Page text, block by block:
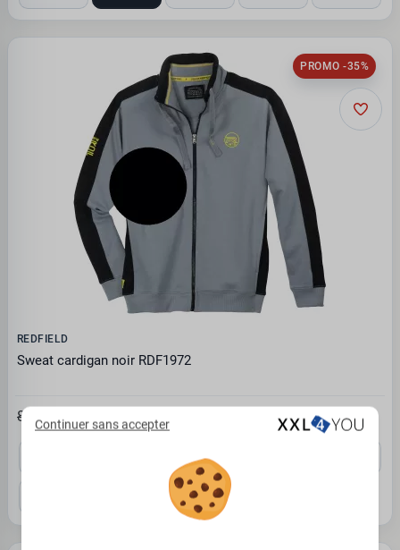
PROMO -35%
REDFIELD
Sweat cardigan noir RDF1972
81.95 €
5XL
Continuer sans accepter